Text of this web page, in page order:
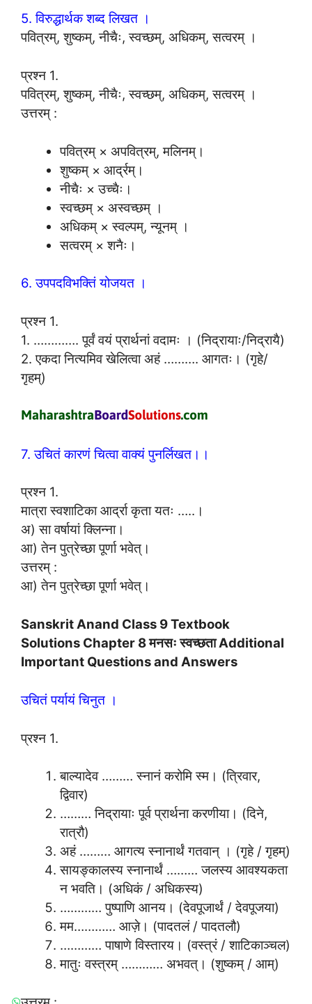
5. विरुद्धार्थक शब्द लिखत ।
पवित्रम्, शुष्कम्, नीचैः, स्वच्छम्, अधिकम्, सत्वरम् ।
प्रश्न 1.
पवित्रम्, शुष्कम्, नीचैः, स्वच्छम्, अधिकम्, सत्वरम् ।
उत्तरम् :
पवित्रम् × अपवित्रम्, मलिनम्।
शुष्कम् × आर्द्रम्।
नीचैः × उच्चैः।
स्वच्छम् × अस्वच्छम् ।
अधिकम् × स्वल्पम्, न्यूनम् ।
सत्वरम् × शनैः।
6. उपपदविभक्तिं योजयत ।
प्रश्न 1.
1. …………. पूर्वं वयं प्रार्थनां वदामः । (निद्रायाः/निद्रायै)
2. एकदा नित्यमिव खेलित्वा अहं ………. आगतः। (गृहे/
गृहम्)
7. उचितं कारणं चित्वा वाक्यं पुनर्लिखत।।
प्रश्न 1.
मात्रा स्वशाटिका आर्द्रा कृता यतः …..।
अ) सा वर्षायां क्लिन्ना।
आ) तेन पुत्रेच्छा पूर्णा भवेत्।
उत्तरम् :
आ) तेन पुत्रेच्छा पूर्णा भवेत्।
Sanskrit Anand Class 9 Textbook
Solutions Chapter 8 मनसः स्वच्छता Additional
Important Questions and Answers
उचितं पर्यायं चिनुत ।
प्रश्न 1.
बाल्यादेव ……… स्नानं करोमि स्म। (त्रिवार,
द्विवार)
……… निद्रायाः पूर्व प्रार्थना करणीया। (दिने,
रात्रौ)
अहं ……… आगत्य स्नानार्थं गतवान् । (गृहे / गृहम्)
सायङ्कालस्य स्नानार्थं ……… जलस्य आवश्यकता
न भवति। (अधिकं / अधिकस्य)
………… पुष्पाणि आनय। (देवपूजार्थं / देवपूजया)
मम………… आज़े। (पादतलं / पादतलौ)
………… पाषाणे विस्तारय। (वस्त्रं / शाटिकाञ्चल)
मातुः वस्त्रम् ………… अभवत्। (शुष्कम् / आम्)